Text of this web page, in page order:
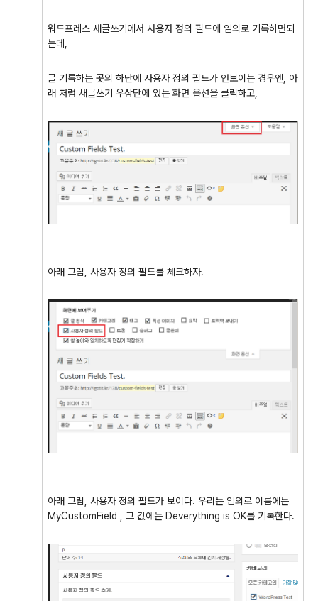
워드프레스 새글쓰기에서 사용자 정의 필드에 임의로 기록하면되
는데,
글 기록하는 곳의 하단에 사용자 정의 필드가 안보이는 경우엔, 아
래 처럼 새글쓰기 우상단에 있는 화면 옵션을 클릭하고,
아래 그림, 사용자 정의 필드를 체크하자.
아래 그림, 사용자 정의 필드가 보이다. 우리는 임의로 이름에는
MyCustomField , 그 값에는 Deverything is OK를 기록한다.